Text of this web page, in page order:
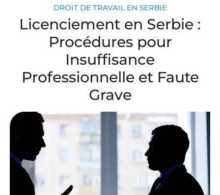
DROIT DE TRAVAIL EN SERBIE
Licenciement en Serbie :
Procédures pour
Insuffisance
Professionnelle et Faute
Grave